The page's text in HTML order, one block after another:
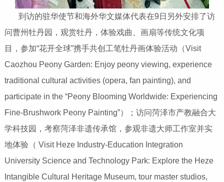
到访的驻华使节和海外华文媒体代表在9日另外安排了访
问曹州牡丹园，观赏牡丹，体验戏曲、画扇等传统文化项
目，参加“花开全球”携手共创工笔牡丹画体验活动（Visit
Caozhou Peony Garden: Enjoy peony viewing, experience
traditional cultural activities (opera, fan painting), and
participate in the “Peony Blooming Worldwide: Experiencing
Fine-Brushwork Peony Painting”）；访问菏泽市产教融合大
学科技园，考察菏泽非遗传承馆，参观非遗大师工作室并实
地体验（ Visit Heze Industry-Education Integration
University Science and Technology Park: Explore the Heze
Intangible Cultural Heritage Museum, tour master studios,